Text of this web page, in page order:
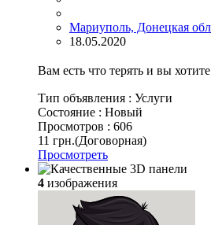
Мариуполь, Донецкая
18.05.2020
Вам есть что терять и вы
Тип объявления : Услуги
Состояние : Новый
Просмотров : 606
11 грн.(Договорная)
Просмотреть
4 изображения